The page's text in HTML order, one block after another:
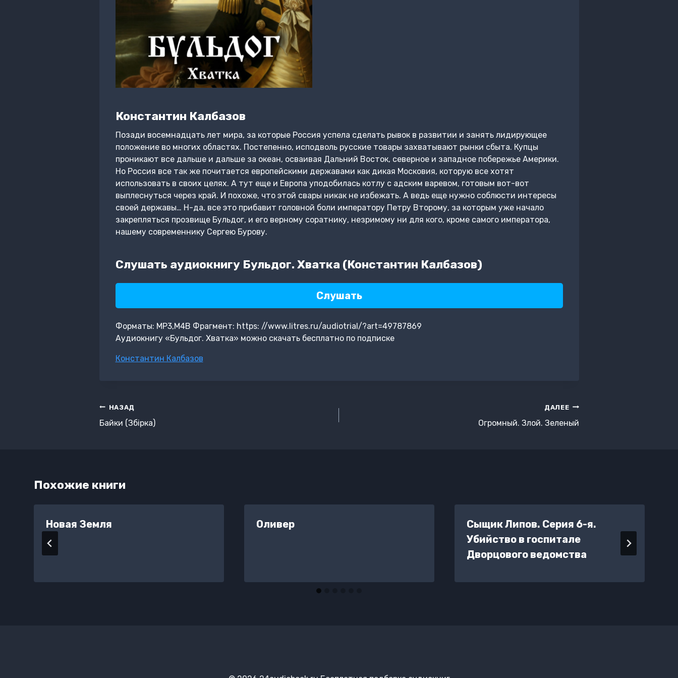
Константин Калбазов
Позади восемнадцать лет мира, за которые Россия успела сделать рывок в развитии и занять лидирующее
положение во многих областях. Постепенно, исподволь русские товары захватывают рынки сбыта. Купцы
проникают все дальше и дальше за океан, осваивая Дальний Восток, северное и западное побережье Америки.
Но Россия все так же почитается европейскими державами как дикая Московия, которую все хотят
использовать в своих целях. А тут еще и Европа уподобилась котлу с адским варевом, готовым вот-вот
выплеснуться через край. И похоже, что этой свары никак не избежать. А ведь еще нужно соблюсти интересы
своей державы… Н-да, все это прибавит головной боли императору Петру Второму, за которым уже начало
закрепляться прозвище Бульдог, и его верному соратнику, незримому ни для кого, кроме самого императора,
нашему современнику Сергею Бурову.
Слушать аудиокнигу Бульдог. Хватка (Константин Калбазов)
Слушать
Форматы: MP3,M4B Фрагмент: https: //www.litres.ru/audiotrial/?art=49787869
Аудиокнигу «Бульдог. Хватка» можно скачать бесплатно по подписке
Метки
Константин Калбазов
Навигация
по
НАЗАД
Байки (Збірка)
ДАЛЕЕ
Огромный. Злой. Зеленый
Похожие книги
Новая Земля Оливер
Сыщик Липов. Серия 6-я.
Убийство в госпитале
Дворцового ведомства